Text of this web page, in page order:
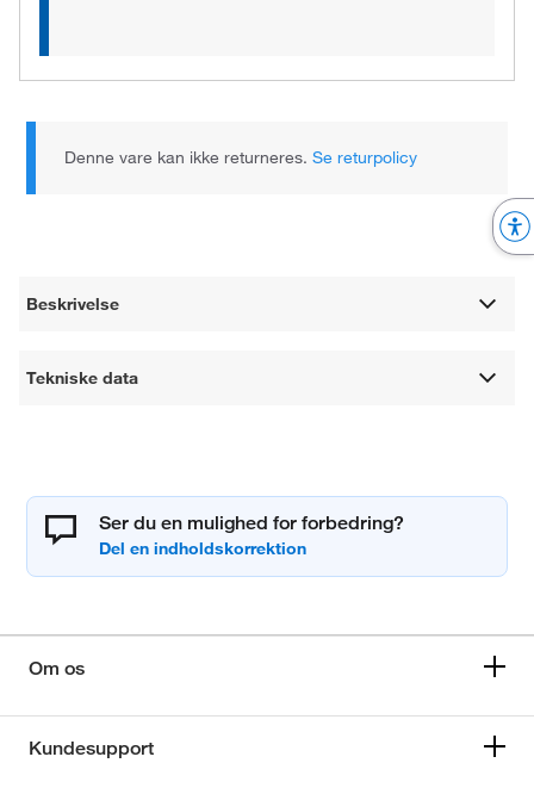
Denne vare kan ikke returneres.Se returpolicy
Beskrivelse
Tekniske data
Ser du en mulighed for forbedring?
Om os
Kundesupport